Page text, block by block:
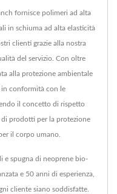
fornisce polimeri ad alta
in schiuma ad alta elasticità
clienti grazie alla nostra
del servizio. Con oltre
alla protezione ambientale
conformità con le
il concetto di rispetto
prodotti per la protezione
il corpo umano.
e spugna di neoprene bio-
e 50 anni di esperienza,
cliente siano soddisfatte.